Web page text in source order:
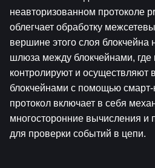
неавторизованном протоколе
облегчает обработку
вершине этого слоя блокчейна
шлюза между блокчейнами, где
контролируют и осуществляют
блокчейнами с помощью смарт-
протокол включает в себя
многосторонние вычисления и
для проверки событий в цепи.